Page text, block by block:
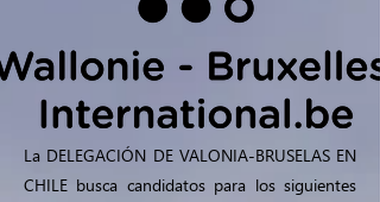
La DELEGACIÓN DE VALONIA-BRUSELAS EN
CHILE busca candidatos para los siguientes